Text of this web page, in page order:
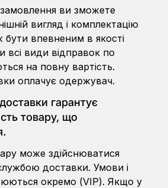
ви зможете
вигляд і комплектацію
бути впевненим в якості
всі види відправок по
на повну вартість.
оплачує одержувач.
гарантує
товару, що
може здійснюватися
доставки. Умови і
окремо (VIP). Якщо у